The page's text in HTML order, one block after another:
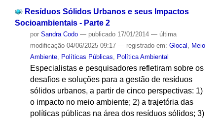
Resíduos Sólidos Urbanos e seus Impactos
Socioambientais - Parte 2
por Sandra Codo — publicado17/01/2014 — última
modificação04/06/2025 09:17 — registrado em: Glocal , Meio
Ambiente, Políticas Públicas, Política Ambiental
Especialistas e pesquisadores refletiram sobre os
desafios e soluções para a gestão de resíduos
sólidos urbanos, a partir de cinco perspectivas: 1)
o impacto no meio ambiente; 2) a trajetória das
políticas públicas na área dos resíduos sólidos; 3)